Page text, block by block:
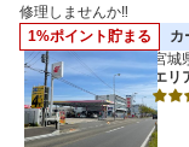
修理しませんか‼
1%ポイント貯まる
カ
宮城
エリ